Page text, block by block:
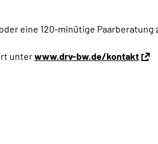
eine 120-minütige
unterwww.drv-bw.de/kontakt